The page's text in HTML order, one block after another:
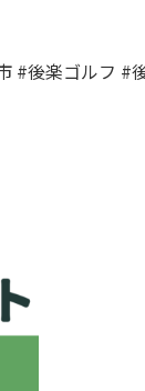
#後楽ゴルフ #